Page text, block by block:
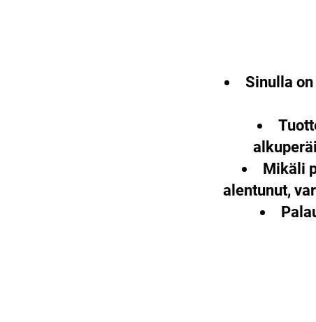
Sinulla
Mikäli
alentunut,